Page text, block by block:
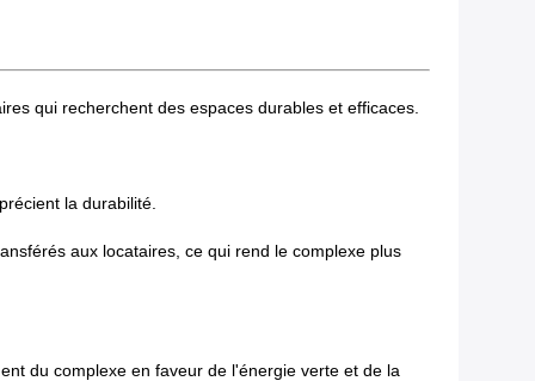
qui recherchent des espaces durables et efficaces.
la durabilité.
aux locataires, ce qui rend le complexe plus
du complexe en faveur de l'énergie verte et de la